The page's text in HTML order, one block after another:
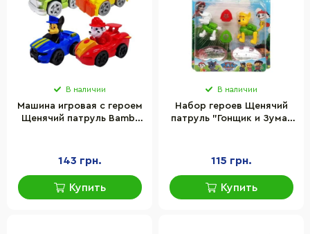
В наличии
Машина игровая с героем
Щенячий патруль Bambi
143 грн.
Купить
В наличии
Набор героев Щенячий
патруль "Гонщик и Зума"
115 грн.
Купить